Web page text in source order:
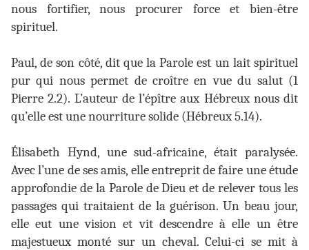
nous fortifier, nous procurer force et bien-être
spirituel.
Paul, de son côté, dit que la Parole est un lait spirituel
pur qui nous permet de croître en vue du salut (1
Pierre 2.2). L’auteur de l’épître aux Hébreux nous dit
qu’elle est une nourriture solide (Hébreux 5.14).
Élisabeth Hynd, une sud-africaine, était paralysée.
Avec l’une de ses amis, elle entreprit de faire une étude
approfondie de la Parole de Dieu et de relever tous les
passages qui traitaient de la guérison. Un beau jour,
elle eut une vision et vit descendre à elle un être
majestueux monté sur un cheval. Celui-ci se mit à